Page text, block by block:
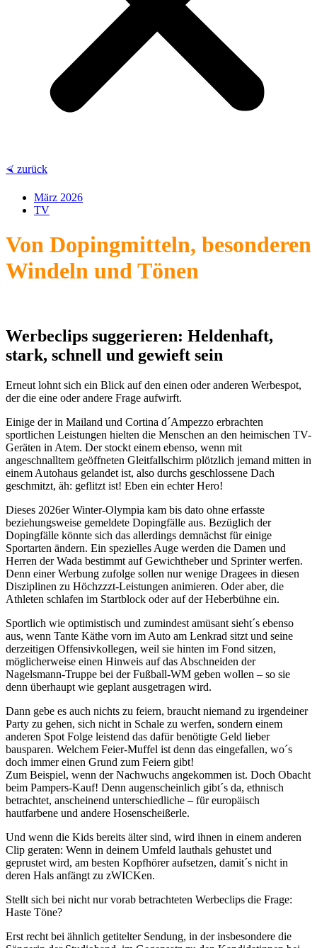
⮘ zurück
März 2026
TV
Von Dopingmitteln, besonderen
Windeln und Tönen
Werbeclips suggerieren: Heldenhaft,
stark, schnell und gewieft sein
Erneut lohnt sich ein Blick auf den einen oder anderen Werbespot,
der die eine oder andere Frage aufwirft.
Einige der in Mailand und Cortina d´Ampezzo erbrachten
sportlichen Leistungen hielten die Menschen an den heimischen TV-
Geräten in Atem. Der stockt einem ebenso, wenn mit
angeschnalltem geöffneten Gleitfallschirm plötzlich jemand mitten in
einem Autohaus gelandet ist, also durchs geschlossene Dach
geschmitzt, äh: geflitzt ist! Eben ein echter Hero!
Dieses 2026er Winter-Olympia kam bis dato ohne erfasste
beziehungsweise gemeldete Dopingfälle aus. Bezüglich der
Dopingfälle könnte sich das allerdings demnächst für einige
Sportarten ändern. Ein spezielles Auge werden die Damen und
Herren der Wada bestimmt auf Gewichtheber und Sprinter werfen.
Denn einer Werbung zufolge sollen nur wenige Dragees in diesen
Disziplinen zu Höchzzzt-Leistungen animieren. Oder aber, die
Athleten schlafen im Startblock oder auf der Heberbühne ein.
Sportlich wie optimistisch und zumindest amüsant sieht´s ebenso
aus, wenn Tante Käthe vorn im Auto am Lenkrad sitzt und seine
derzeitigen Offensivkollegen, weil sie hinten im Fond sitzen,
möglicherweise einen Hinweis auf das Abschneiden der
Nagelsmann-Truppe bei der Fußball-WM geben wollen – so sie
denn überhaupt wie geplant ausgetragen wird.
Dann gebe es auch nichts zu feiern, braucht niemand zu irgendeiner
Party zu gehen, sich nicht in Schale zu werfen, sondern einem
anderen Spot Folge leistend das dafür benötigte Geld lieber
bausparen. Welchem Feier-Muffel ist denn das eingefallen, wo´s
doch immer einen Grund zum Feiern gibt!
Zum Beispiel, wenn der Nachwuchs angekommen ist. Doch Obacht
beim Pampers-Kauf! Denn augenscheinlich gibt´s da, ethnisch
betrachtet, anscheinend unterschiedliche – für europäisch
hautfarbene und andere Hosenscheißerle.
Und wenn die Kids bereits älter sind, wird ihnen in einem anderen
Clip geraten: Wenn in deinem Umfeld lauthals gehustet und
geprustet wird, am besten Kopfhörer aufsetzen, damit´s nicht in
deren Hals anfängt zu zWICKen.
Stellt sich bei nicht nur vorab betrachteten Werbeclips die Frage:
Haste Töne?
Erst recht bei ähnlich getitelter Sendung, in der insbesondere die